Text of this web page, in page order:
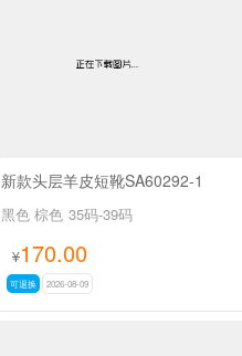
新款头层羊皮短靴SA60292-1
黑色 棕色 35码-39码
¥170.00
可退换 2026-08-09